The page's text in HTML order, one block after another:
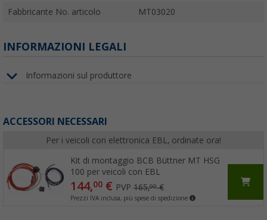
Fabbricante No. articolo MT03020
INFORMAZIONI LEGALI
Informazioni sul produttore
ACCESSORI NECESSARI
Per i veicoli con elettronica EBL, ordinate ora!
Kit di montaggio BCB Büttner MT HSG
100 per veicoli con EBL
144,00€ PVP165,00€
Prezzi IVA inclusa, più spese di spedizione